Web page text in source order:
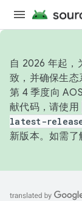
自 2026 年起，
致，并确保生
第 4 季度向
献代码，请使用
latest-
新版本。如需了